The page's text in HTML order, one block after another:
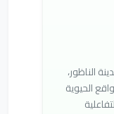
الناظور،
الحيوية